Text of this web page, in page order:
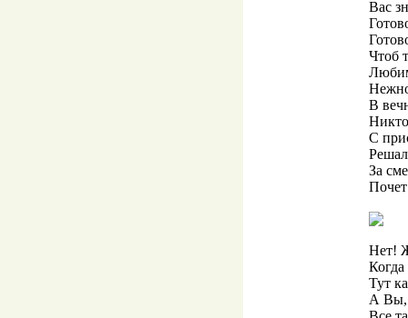
Вас
Чтоб
В
С
За
Нет!
Когда
Тут
А Вы,